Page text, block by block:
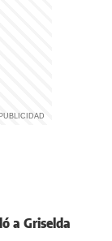
a Griselda